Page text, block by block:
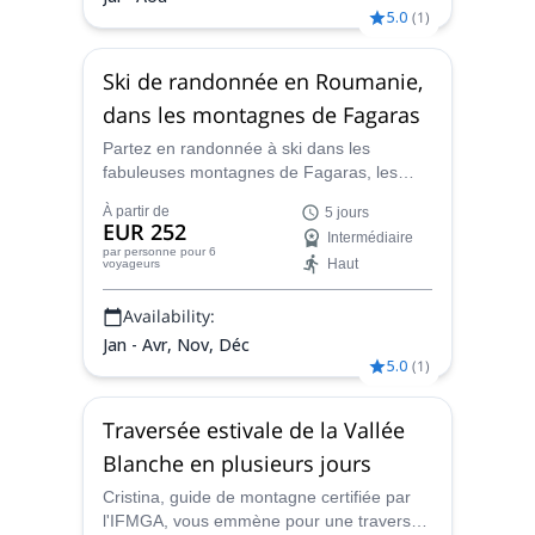
5.0 (1)
Ski de randonnée en Roumanie,
dans les montagnes de Fagaras
Partez en randonnée à ski dans les
fabuleuses montagnes de Fagaras, les
avec Cosmin, un guide certifié par l'IFMGA,
lors d'un programme de 5 jours en
Roumanie.
À partir de
EUR 252
par personne pour 6
voyageurs
5 jours
Intermédiaire
Haut
Availability:
Jan - Avr, Nov, Déc
5.0 (1)
Traversée estivale de la Vallée
Blanche en plusieurs jours
Cristina, guide de montagne certifiée par
l'IFMGA, vous emmène pour une traversée